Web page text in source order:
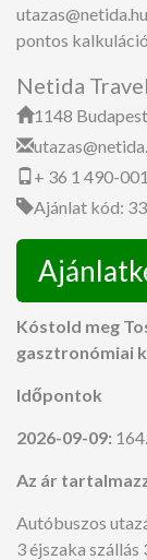
pontos
Netida
1148
+ 36 1 490-
Ajánlat kód:
Kóstold meg
gasztronómiai
Időpontok
2026-09-09:
Az ár
Autóbuszos
3 éjszaka